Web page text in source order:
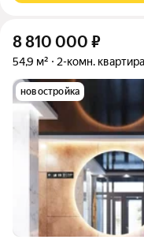
8 810 000 ₽
54,9 м² 2-комн. квартира
новостройка